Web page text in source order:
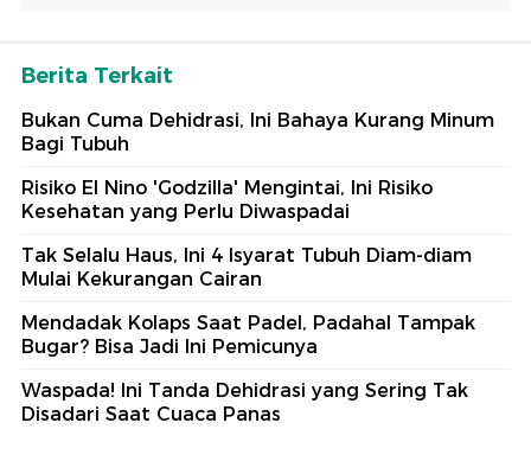
Berita Terkait
Bukan Cuma Dehidrasi, Ini Bahaya Kurang Minum
Bagi Tubuh
Risiko El Nino 'Godzilla' Mengintai, Ini Risiko
Kesehatan yang Perlu Diwaspadai
Tak Selalu Haus, Ini 4 Isyarat Tubuh Diam-diam
Mulai Kekurangan Cairan
Mendadak Kolaps Saat Padel, Padahal Tampak
Bugar? Bisa Jadi Ini Pemicunya
Waspada! Ini Tanda Dehidrasi yang Sering Tak
Disadari Saat Cuaca Panas